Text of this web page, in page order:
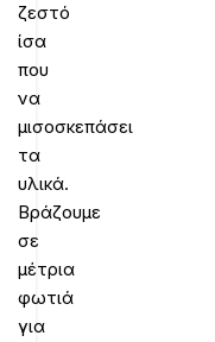
ζεστό
ίσα
που
να
μισοσκεπάσει
τα
υλικά.
Βράζουμε
σε
μέτρια
φωτιά
για